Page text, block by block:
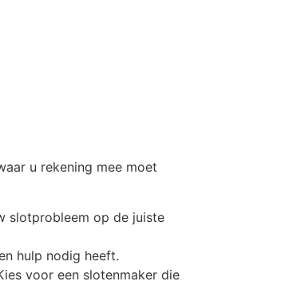
u rekening mee moet
slotprobleem op de juiste
hulp nodig heeft.
voor een slotenmaker die